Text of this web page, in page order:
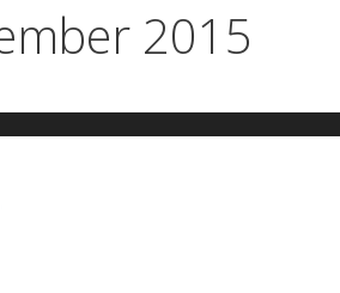
2015